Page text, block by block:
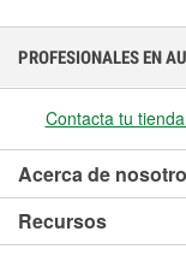
PROFESIONALES EN
Contacta tu
Acerca de
Recursos